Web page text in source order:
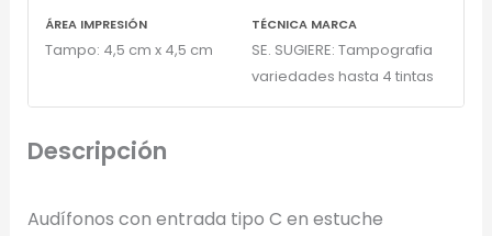
ÁREA IMPRESIÓN
Tampo: 4,5 cm x 4,5 cm
TÉCNICA MARCA
SE. SUGIERE: Tampografia
variedades hasta 4 tintas
Descripción
Audífonos con entrada tipo C en estuche